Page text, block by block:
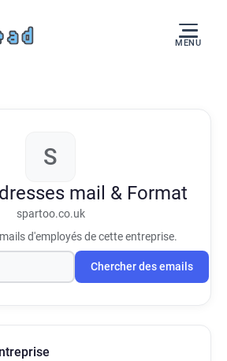
MENU
S
mail & Format
spartoo.co.uk
d'employés de cette entreprise.
Chercher des emails